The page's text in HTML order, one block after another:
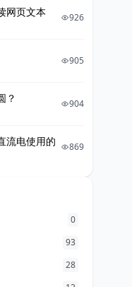
网页文本 926
905
？ 904
流电使用的 869
0
93
28